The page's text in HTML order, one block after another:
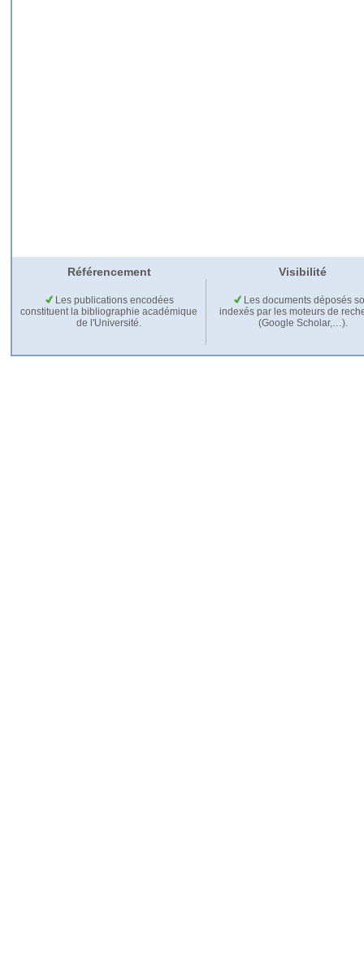
Référencement Visibilité
Les publications encodées
constituent la bibliographie académique
de l'Université.
Les documents déposés
indexés par les moteurs de
(Google Scholar,…).